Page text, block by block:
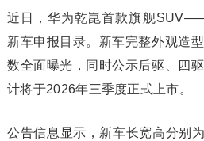
近日，华为乾崑首款旗舰
新车申报目录。新车完整外观造
数全面曝光，同时公示后驱、四
计将于2026年三季度正式上市。
公告信息显示，新车长宽高分别